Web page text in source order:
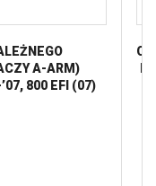
A-ARM)
800 EFI (07)